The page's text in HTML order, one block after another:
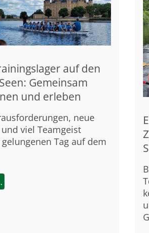
auf den
Gemeinsam
und erleben
neue
viel Teamgeist
Tag auf dem